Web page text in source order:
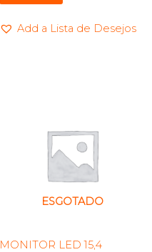
Add a Lista de Desejos
ESGOTADO
MONITOR LED 15,4